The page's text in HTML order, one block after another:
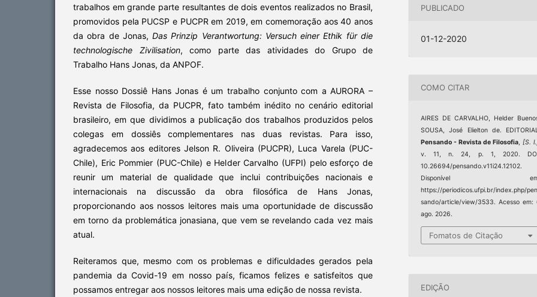
trabalhos em grande parte resultantes de dois eventos realizados no Brasil,
promovidos pela PUCSP e PUCPR em 2019, em comemoração aos 40 anos
da obra de Jonas,Das Prinzip Verantwortung: Versuch einer Ethik für die
technologische Zivilisation, como parte das atividades do Grupo de
Trabalho Hans Jonas, da ANPOF.
Esse nosso Dossiê Hans Jonas é um trabalho conjunto com a AURORA –
Revista de Filosofia, da PUCPR, fato também inédito no cenário editorial
brasileiro, em que dividimos a publicação dos trabalhos produzidos pelos
colegas em dossiês complementares nas duas revistas. Para isso,
agradecemos aos editores Jelson R. Oliveira (PUCPR), Luca Varela (PUC-
Chile), Eric Pommier (PUC-Chile) e Helder Carvalho (UFPI) pelo esforço de
reunir um material de qualidade que inclui contribuições nacionais e
internacionais na discussão da obra filosófica de Hans Jonas,
proporcionando aos nossos leitores mais uma oportunidade de discussão
em torno da problemática jonasiana, que vem se revelando cada vez mais
atual.
Reiteramos que, mesmo com os problemas e dificuldades gerados pela
pandemia da Covid-19 em nosso país, ficamos felizes e satisfeitos que
possamos entregar aos nossos leitores mais uma edição de nossa revista.
PUBLICADO
01-12-2020
COMO CITAR
AIRES DE CARVALHO, Helder
SOUSA, José Elielton de.
Pensando - Revista de Filosofia
[S.
v. 11, n. 24, p. 1, 2020.
10.26694/pensando.v11i24.12102.
Disponível
https://periodicos.ufpi.br/index.php/pen
sando/article/view/3533. Acesso em:
ago. 2026.
Fomatos de Citação
EDIÇÃO